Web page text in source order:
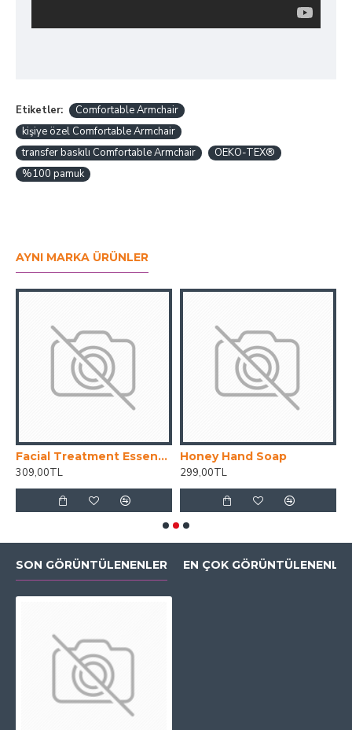
Etiketler:
Comfortable Armchair
kişiye özel Comfortable Armchair
transfer baskılı Comfortable Armchair
OEKO-TEX®
%100 pamuk
AYNI MARKA ÜRÜNLER
Facial Treatment Essence
309,00TL
Honey Hand Soap
299,00TL
SON GÖRÜNTÜLENENLER EN ÇOK